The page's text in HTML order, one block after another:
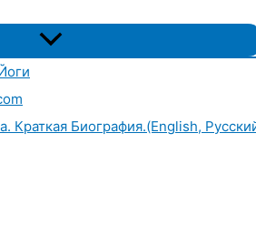
Переключатель
меню
Краткая Биография.(English,